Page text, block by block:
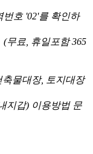
번호 '02'를 확인하
(무료, 휴일포함 365
물대장, 토지대장
지갑) 이용방법 문